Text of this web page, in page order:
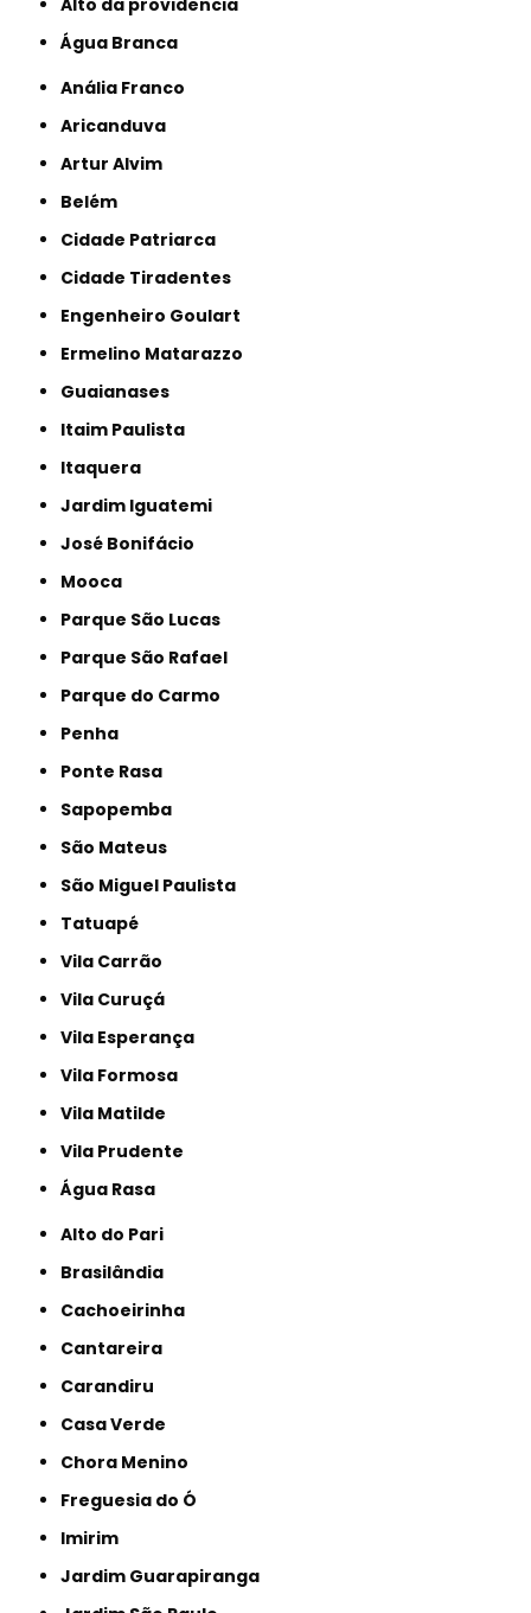
alto da providencia
Água Branca
Anália Franco
Aricanduva
Artur Alvim
Belém
Cidade Patriarca
Cidade Tiradentes
Engenheiro Goulart
Ermelino Matarazzo
Guaianases
Itaim Paulista
Itaquera
Jardim Iguatemi
José Bonifácio
Mooca
Parque São Lucas
Parque São Rafael
Parque do Carmo
Penha
Ponte Rasa
Sapopemba
São Mateus
São Miguel Paulista
Tatuapé
Vila Carrão
Vila Curuçá
Vila Esperança
Vila Formosa
Vila Matilde
Vila Prudente
Água Rasa
Alto do Pari
Brasilândia
Cachoeirinha
Cantareira
Carandiru
Casa Verde
Chora Menino
Freguesia do Ó
Imirim
Jardim Guarapiranga